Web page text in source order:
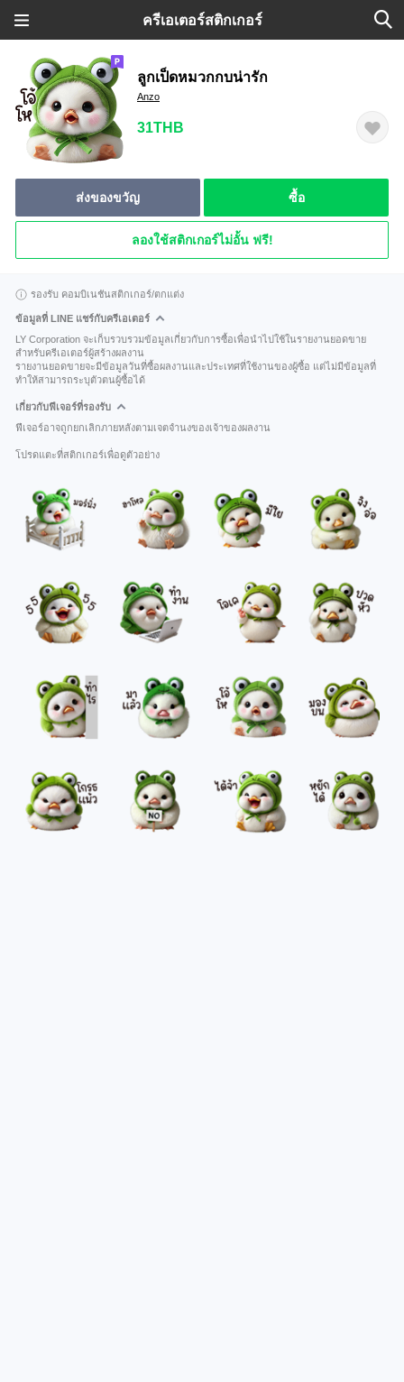
ครีเอเตอร์สติกเกอร์
ลูกเป็ดหมวกกบน่ารัก
Anzo
31THB
ส่งของขวัญ ซื้อ
ลองใช้สติกเกอร์ไม่อั้น ฟรี!
รองรับ คอมบิเนชันสติกเกอร์/ตกแต่ง
ข้อมูลที่ LINE แชร์กับครีเอเตอร์
LY Corporation จะเก็บรวบรวมข้อมูลเกี่ยวกับการซื้อเพื่อนำไปใช้ในรายงานยอดขาย
สำหรับครีเอเตอร์ผู้สร้างผลงาน
รายงานยอดขายจะมีข้อมูลวันที่ซื้อผลงานและประเทศที่ใช้งานของผู้ซื้อ แต่ไม่มีข้อมูลที่
ทำให้สามารถระบุตัวตนผู้ซื้อได้
เกี่ยวกับฟีเจอร์ที่รองรับ
ฟีเจอร์อาจถูกยกเลิกภายหลังตามเจตจำนงของเจ้าของผลงาน
โปรดแตะที่สติกเกอร์เพื่อดูตัวอย่าง